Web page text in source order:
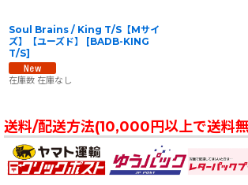
Soul Brains / King T/S【Mサイ
ズ】【ユーズド】
[BADB-KING
T/S]
在庫数 在庫なし
送料/配送方法(10,000円以上で送料